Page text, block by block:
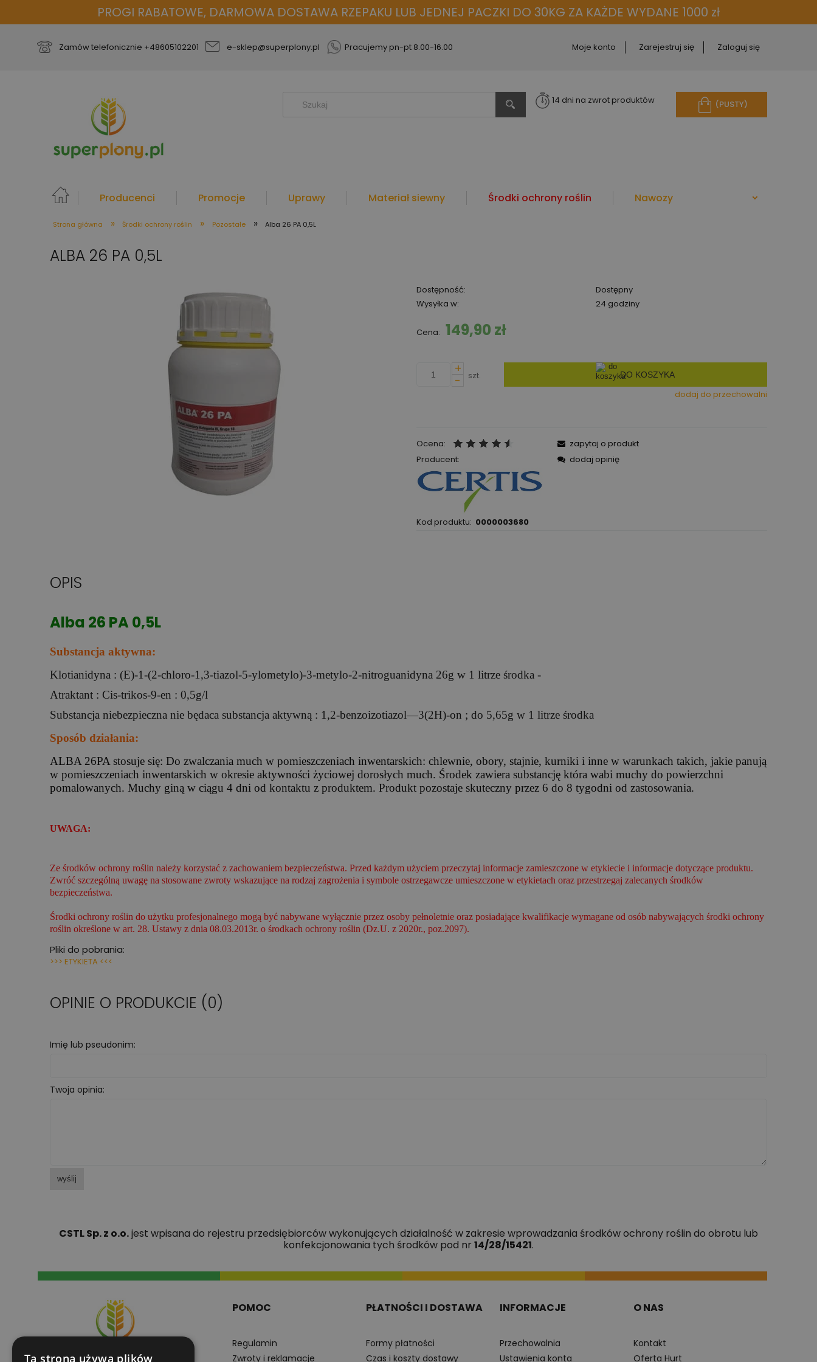
PROGI RABATOWE, DARMOWA DOSTAWA RZEPAKU LUB JEDNEJ PACZKI DO 30KG ZA KAŻDE WYDANE 1000 zł
Zamów telefonicznie +48605102201 e-sklep@superplony.pl Pracujemy pn-pt 8.00-16.00 Moje konto Zarejestruj się Zaloguj się
(PUSTY)
14 dni na zwrot produktów
Producenci Promocje Uprawy Materiał siewny Środki ochrony roślin Nawozy
więcej
Strona główna » Środki ochrony roślin » Pozostałe » Alba 26 PA 0,5L
ALBA 26 PA 0,5L
Dostępność:
Dostępny
Wysyłka w:
24 godziny
Cena: 149,90 zł
+
-
szt. DO KOSZYKA
dodaj do przechowalni
Ocena:
Producent:
Kod produktu: 0000003680
zapytaj o produkt
dodaj opinię
OPIS
Alba 26 PA 0,5L
Substancja aktywna:
Klotianidyna : (E)-1-(2-chloro-1,3-tiazol-5-ylometylo)-3-metylo-2-nitroguanidyna 26g w 1 litrze środka -
Atraktant : Cis-trikos-9-en : 0,5g/l
Substancja niebezpieczna nie będaca substancja aktywną : 1,2-benzoizotiazol—3(2H)-on ; do 5,65g w 1 litrze środka
Sposób działania:
ALBA 26PA stosuje się: Do zwalczania much w pomieszczeniach inwentarskich: chlewnie, obory, stajnie, kurniki i inne w warunkach takich, jakie panują
w pomieszczeniach inwentarskich w okresie aktywności życiowej dorosłych much. Środek zawiera substancję która wabi muchy do powierzchni
pomalowanych. Muchy giną w ciągu 4 dni od kontaktu z produktem. Produkt pozostaje skuteczny przez 6 do 8 tygodni od zastosowania.
UWAGA:
Ze środków ochrony roślin należy korzystać z zachowaniem bezpieczeństwa. Przed każdym użyciem przeczytaj informacje zamieszczone w etykiecie i informacje dotyczące produktu.
Zwróć szczególną uwagę na stosowane zwroty wskazujące na rodzaj zagrożenia i symbole ostrzegawcze umieszczone w etykietach oraz przestrzegaj zalecanych środków
bezpieczeństwa.
Środki ochrony roślin do użytku profesjonalnego mogą być nabywane wyłącznie przez osoby pełnoletnie oraz posiadające kwalifikacje wymagane od osób nabywających środki ochrony
roślin określone w art. 28. Ustawy z dnia 08.03.2013r. o środkach ochrony roślin (Dz.U. z 2020r., poz.2097).
Pliki do pobrania:
>>> ETYKIETA <<<
OPINIE O PRODUKCIE (0)
Imię lub pseudonim:
Twoja opinia:
wyślij
CSTL Sp. z o.o.jest wpisana do rejestru przedsiębiorców wykonujących działalność w zakresie wprowadzania środków ochrony roślin do obrotu lub
konfekcjonowania tych środków pod nr 14/28/15421.
POMOC
Regulamin
Zwroty i reklamacje
PŁATNOŚCI I DOSTAWA
Formy płatności
Czas i koszty dostawy
INFORMACJE
Przechowalnia
Ustawienia konta
O NAS
Kontakt
Oferta Hurt
Ta strona używa plików